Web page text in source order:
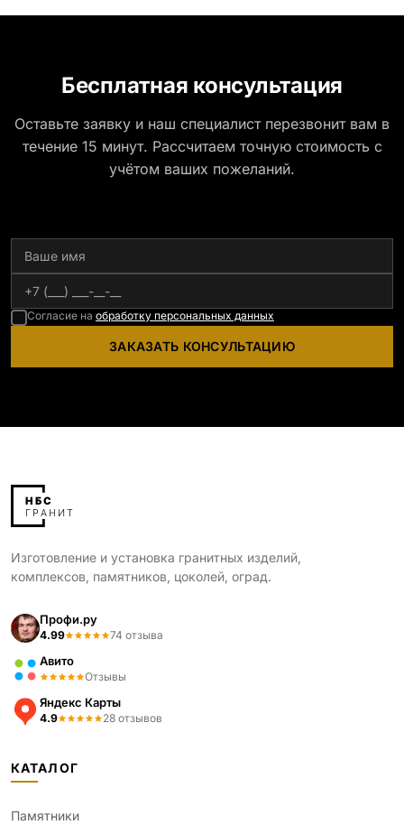
Бесплатная консультация
Оставьте заявку и наш специалист перезвонит вам в
течение 15 минут. Рассчитаем точную стоимость с
учётом ваших пожеланий.
Согласие на обработку персональных данных
ЗАКАЗАТЬ КОНСУЛЬТАЦИЮ
Изготовление и установка гранитных изделий,
комплексов, памятников, цоколей, оград.
Профи.ру
4.99 74 отзыва
Авито
Отзывы
Яндекс Карты
4.9 28 отзывов
КАТАЛОГ
Памятники